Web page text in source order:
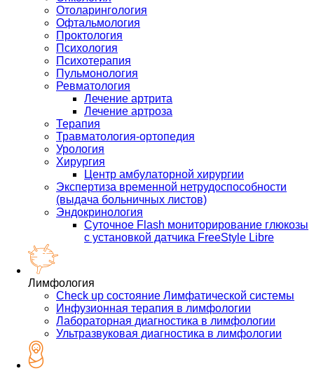
Отоларингология
Офтальмология
Проктология
Психология
Психотерапия
Пульмонология
Ревматология
Лечение артрита
Лечение артроза
Терапия
Травматология-ортопедия
Урология
Хирургия
Центр амбулаторной хирургии
Экспертиза временной нетрудоспособности
(выдача больничных листов)
Эндокринология
Суточное Flash мониторирование глюкозы
с установкой датчика FreeStyle Libre
Лимфология
Check up состояние Лимфатической системы
Инфузионная терапия в лимфологии
Лабораторная диагностика в лимфологии
Ультразвуковая диагностика в лимфологии